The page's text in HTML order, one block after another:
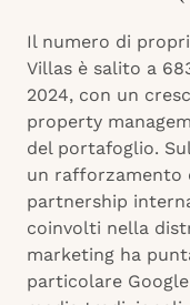
Il numero di
Villas è salito a
2024, con un
property
del portafoglio.
un rafforzamento
partnership
coinvolti nella
marketing ha
particolare